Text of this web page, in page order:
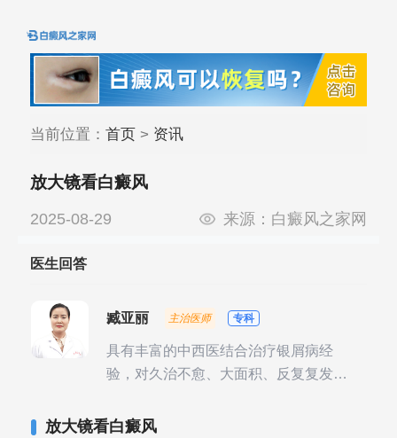
当前位置： 首页> 资讯
放大镜看白癜风
2025-08-29 来源： 白癜风之家网
医生回答
臧亚丽 主治医师 专科
具有丰富的中西医结合治疗银屑病经
验，对久治不愈、大面积、反复复发性
放大镜看白癜风